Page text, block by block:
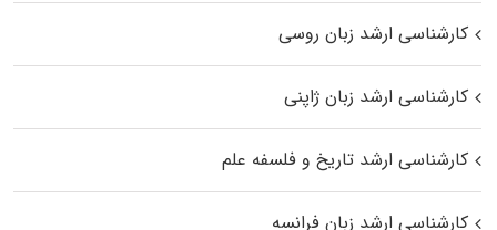
کارشناسی ارشد زبان روسی
کارشناسی ارشد زبان ژاپنی
کارشناسی ارشد تاریخ و فلسفه علم
کارشناسی ارشد زبان فرانسه